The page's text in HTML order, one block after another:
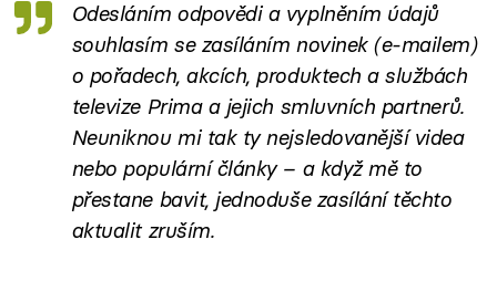
Odesláním odpovědi a vyplněním údajů
souhlasím se zasíláním novinek(e-mailem)
o pořadech, akcích, produktech a službách
televize Prima a jejich smluvních partnerů.
Neuniknou mi tak ty nejsledovanější videa
nebo populární články – a když mě to
přestane bavit, jednoduše zasílání těchto
aktualit zruším.